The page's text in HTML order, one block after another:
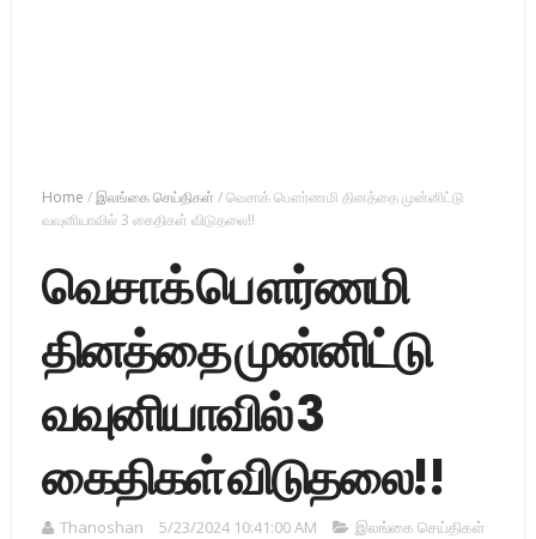
Home /இலங்கை செய்திகள் /வெசாக் பௌர்ணமி தினத்தை முன்னிட்டு
வவுனியாவில் 3 கைதிகள் விடுதலை!!
வெசாக் பௌர்ணமி
தினத்தை முன்னிட்டு
வவுனியாவில் 3
கைதிகள் விடுதலை!!
Thanoshan 5/23/2024 10:41:00 AM இலங்கை செய்திகள்